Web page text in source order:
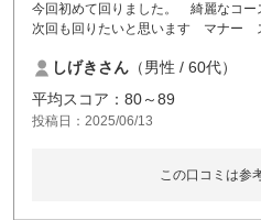
今回初めて回りました。 綺麗なコー
次回も回りたいと思います マナー
クも多く全く直していない
しげきさん （男性 / 60代）
平均スコア：80～89
投稿日：2025/06/13
この口コミは参